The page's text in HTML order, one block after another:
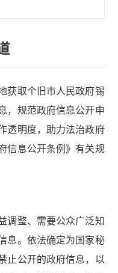
取个旧市人民政府锡
，规范政府信息公开申
透明度，助力法治政府
信息公开条例》有关规
整、需要公众广泛知
息。依法确定为国家秘
止公开的政府信息，以